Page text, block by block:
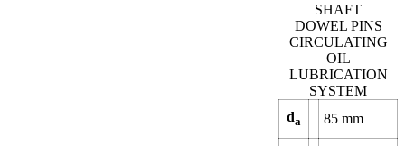
da 85 mm
SHAFT
DOWEL PINS
CIRCULATING
OIL
LUBRICATION
SYSTEM